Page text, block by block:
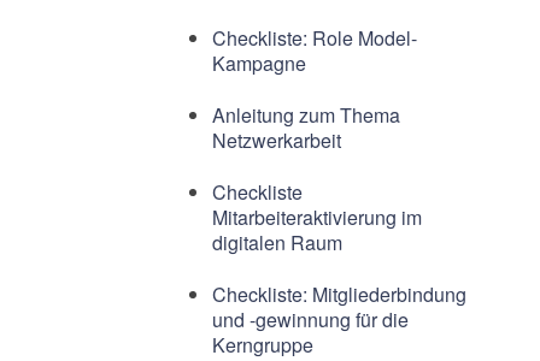
Checkliste: Role Model-
Kampagne
Anleitung zum Thema
Netzwerkarbeit
Checkliste
Mitarbeiteraktivierung im
digitalen Raum
Checkliste: Mitgliederbindung
und -gewinnung für die
Kerngruppe